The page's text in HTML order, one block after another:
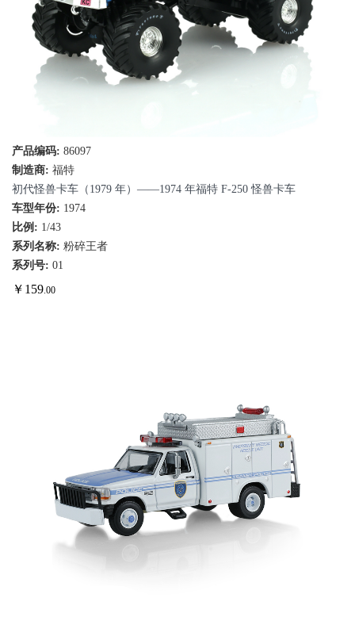
产品编码: 86097
制造商: 福特
初代怪兽卡车（1979 年）——1974 年福特 F-250 怪兽卡车
车型年份: 1974
比例: 1/43
系列名称: 粉碎王者
系列号: 01
￥ 159 .00